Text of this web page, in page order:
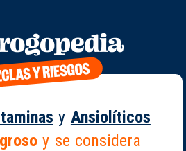
y Ansiolíticos
y se considera